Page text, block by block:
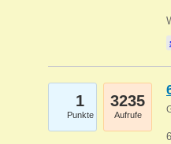
1
Punkte
3235
Aufrufe